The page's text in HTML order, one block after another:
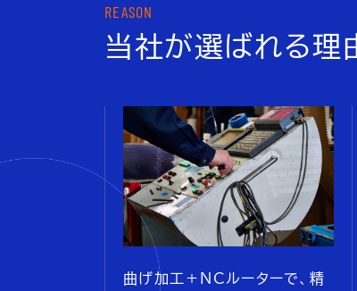
REASON
当社が選ばれる理
曲げ加工＋NCルーターで、精